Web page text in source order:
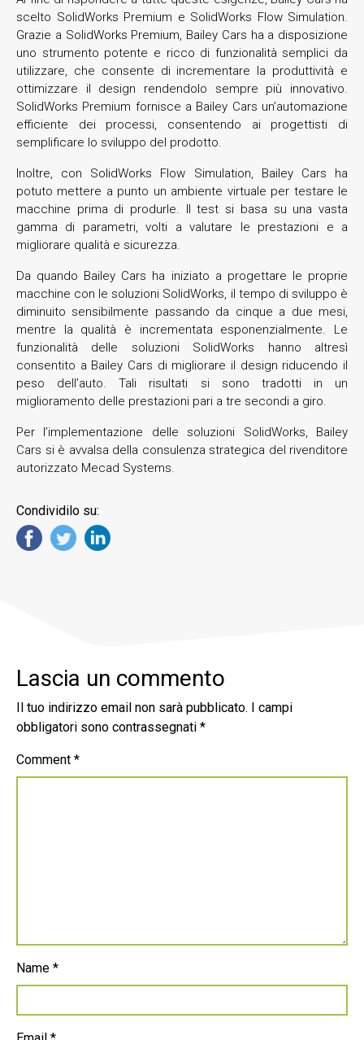
scelto SolidWorks Premium e SolidWorks Flow Simulation.
Grazie a SolidWorks Premium, Bailey Cars ha a disposizione
uno strumento potente e ricco di funzionalità semplici da
utilizzare, che consente di incrementare la produttività e
ottimizzare il design rendendolo sempre più innovativo.
SolidWorks Premium fornisce a Bailey Cars un’automazione
efficiente dei processi, consentendo ai progettisti di
semplificare lo sviluppo del prodotto.
Inoltre, con SolidWorks Flow Simulation, Bailey Cars ha
potuto mettere a punto un ambiente virtuale per testare le
macchine prima di produrle. Il test si basa su una vasta
gamma di parametri, volti a valutare le prestazioni e a
migliorare qualità e sicurezza.
Da quando Bailey Cars ha iniziato a progettare le proprie
macchine con le soluzioni SolidWorks, il tempo di sviluppo è
diminuito sensibilmente passando da cinque a due mesi,
mentre la qualità è incrementata esponenzialmente. Le
funzionalità delle soluzioni SolidWorks hanno altresì
consentito a Bailey Cars di migliorare il design riducendo il
peso dell’auto. Tali risultati si sono tradotti in un
miglioramento delle prestazioni pari a tre secondi a giro.
Per l’implementazione delle soluzioni SolidWorks, Bailey
Cars si è avvalsa della consulenza strategica del rivenditore
autorizzato Mecad Systems.
Condividilo su:
Lascia un commento
Il tuo indirizzo email non sarà pubblicato.
I campi
obbligatori sono contrassegnati *
Comment *
Name *